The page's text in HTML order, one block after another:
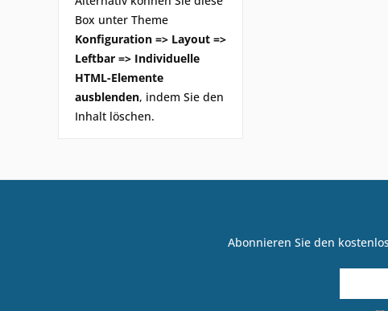
Box unter Theme
Konfiguration => Layout =>
Leftbar => Individuelle
HTML-Elemente
ausblenden, indem Sie den
Inhalt löschen.
Abonnieren Sie den